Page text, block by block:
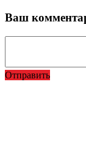
Ваш
Отправить